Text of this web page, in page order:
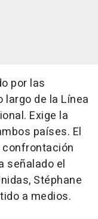
por las
de la Línea
Exige la
países. El
señalado el
Stéphane
a medios.